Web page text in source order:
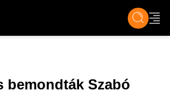
ÉLET TECH &
bemondták Szabó